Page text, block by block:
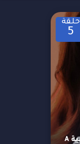
حلقة
5
مسلسل قاتلة بحسن نية A